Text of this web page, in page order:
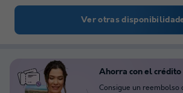
Ver otras
Ahorra con el crédito
Consigue un reembolso